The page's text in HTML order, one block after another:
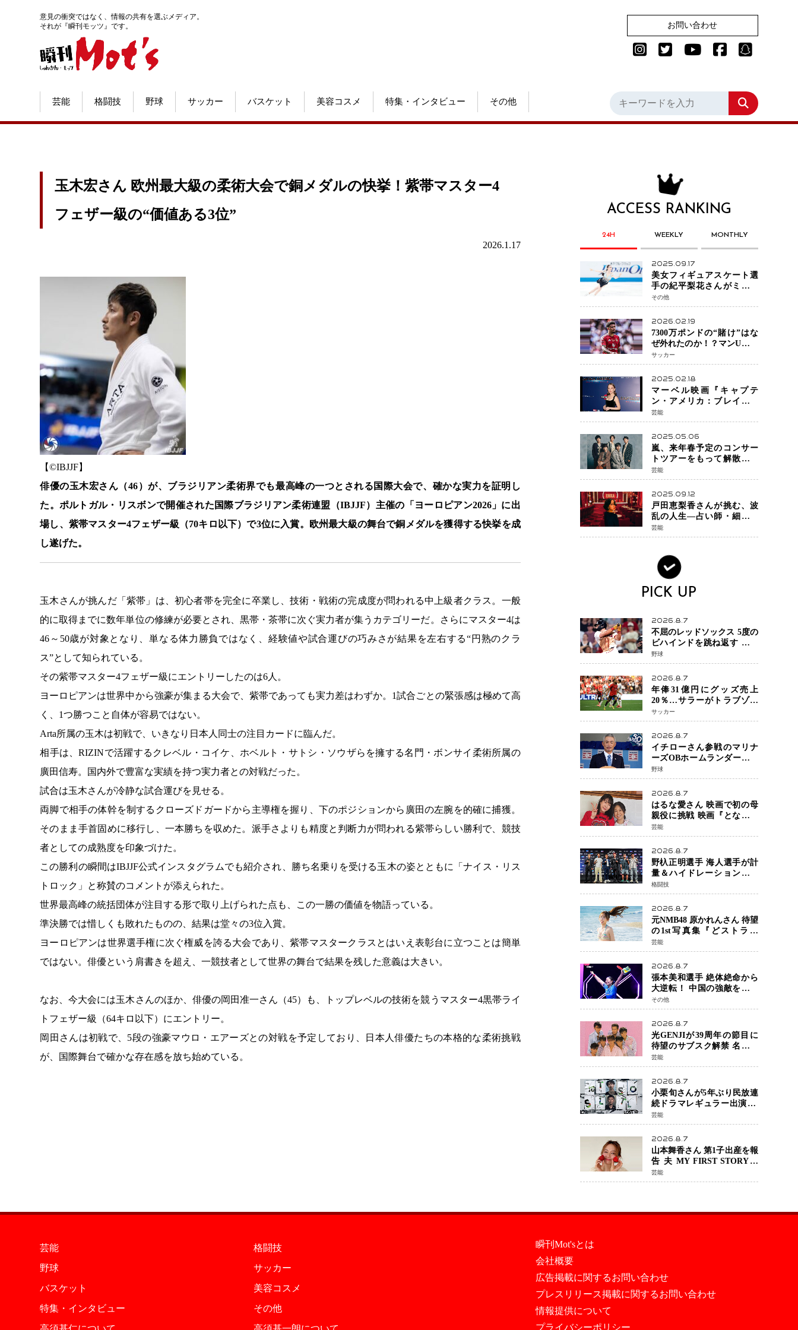
意見の衝突ではなく、情報の共有を選ぶメディア。
それが『瞬刊モッツ』です。
お問い合わせ
芸能 格闘技 野球 サッカー バスケット 美容コスメ 特集・インタビュー その他
玉木宏さん 欧州最大級の柔術大会で銅メダルの快挙！紫帯マスター4
フェザー級の“価値ある3位”
2026.1.17
【©️IBJJF】
俳優の玉木宏さん（46）が、ブラジリアン柔術界でも最高峰の一つとされる国際大会で、確かな実力を証明し
た。ポルトガル・リスボンで開催された国際ブラジリアン柔術連盟（IBJJF）主催の「ヨーロピアン2026」に出
場し、紫帯マスター4フェザー級（70キロ以下）で3位に入賞。欧州最大級の舞台で銅メダルを獲得する快挙を成
し遂げた。
玉木さんが挑んだ「紫帯」は、初心者帯を完全に卒業し、技術・戦術の完成度が問われる中上級者クラス。一般
的に取得までに数年単位の修練が必要とされ、黒帯・茶帯に次ぐ実力者が集うカテゴリーだ。さらにマスター4は
46～50歳が対象となり、単なる体力勝負ではなく、経験値や試合運びの巧みさが結果を左右する“円熟のクラ
ス”として知られている。
その紫帯マスター4フェザー級にエントリーしたのは6人。
ヨーロピアンは世界中から強豪が集まる大会で、紫帯であっても実力差はわずか。1試合ごとの緊張感は極めて高
く、1つ勝つこと自体が容易ではない。
Arta所属の玉木は初戦で、いきなり日本人同士の注目カードに臨んだ。
相手は、RIZINで活躍するクレベル・コイケ、ホベルト・サトシ・ソウザらを擁する名門・ボンサイ柔術所属の
廣田信寿。国内外で豊富な実績を持つ実力者との対戦だった。
試合は玉木さんが冷静な試合運びを見せる。
両脚で相手の体幹を制するクローズドガードから主導権を握り、下のポジションから廣田の左腕を的確に捕獲。
そのまま手首固めに移行し、一本勝ちを収めた。派手さよりも精度と判断力が問われる紫帯らしい勝利で、競技
者としての成熟度を印象づけた。
この勝利の瞬間はIBJJF公式インスタグラムでも紹介され、勝ち名乗りを受ける玉木の姿とともに「ナイス・リス
トロック」と称賛のコメントが添えられた。
世界最高峰の統括団体が注目する形で取り上げられた点も、この一勝の価値を物語っている。
準決勝では惜しくも敗れたものの、結果は堂々の3位入賞。
ヨーロピアンは世界選手権に次ぐ権威を誇る大会であり、紫帯マスタークラスとはいえ表彰台に立つことは簡単
ではない。俳優という肩書きを超え、一競技者として世界の舞台で結果を残した意義は大きい。
なお、今大会には玉木さんのほか、俳優の岡田准一さん（45）も、トップレベルの技術を競うマスター4黒帯ライ
トフェザー級（64キロ以下）にエントリー。
岡田さんは初戦で、5段の強豪マウロ・エアーズとの対戦を予定しており、日本人俳優たちの本格的な柔術挑戦
が、国際舞台で確かな存在感を放ち始めている。
ACCESS RANKING
24H WEEKLY MONTHLY
2025.09.17
美女フィギュアスケート選
手の紀平梨花さんがミラノ
五輪出場断念 中部選手権欠
場を発表「安全最優先の判
断」
その他
2026.02.19
7300万ポンドの“賭け”はな
ぜ外れたのか！？マンU、サ
ンチョをフリー放出
へ・・・補強戦略の転換点
に
サッカー
2025.02.18
マーベル映画『キャプテ
ン・アメリカ：ブレイブ・
ニュー・ワールド』 新ブラ
ック・ウィドウ役のシラ・
ハースとは！？
芸能
2025.05.06
嵐、来年春予定のコンサー
トツアーをもって解散 フ
ァンクラブも2026年5月末で
活動終了
芸能
2025.09.12
戸田恵梨香さんが挑む、波
乱の人生―占い師・細木数
子をNetflixで実写化
芸能
PICK UP
2026.8.7
不屈のレッドソックス 5度の
ビハインドを跳ね返す 延長
13回サヨナラ勝ち 吉田正尚
選手も2安打1打点で貢献 4得
点以上は驚異の28連勝
野球
2026.8.7
年俸31億円にグッズ売上
20％…サラーがトラブゾン
スポル加入 世界サッカーは
「五大リーグ一強」から新
時代へ
サッカー
2026.8.7
イチローさん参戦のマリナ
ーズOBホームランダービー
が無料生配信 北米ならで
はの“魅せる興行”に世界が
注目
野球
2026.8.7
はるな愛さん 映画で初の母
親役に挑戦 映画『となりの
とらんす少女ちゃん』11月7
日公開 未来の自分との対話
を描く注目作
芸能
2026.8.7
野杁正明選手 海人選手が計
量＆ハイドレーションテス
トをクリア「ONE
SAMURAI 2」決戦へ万全の
準備整う
格闘技
2026.8.7
元NMB48 原かれんさん 待望
の1st写真集『どストライ
ク』発売決定 バリで魅せる
25歳の新境地
芸能
2026.8.7
張本美和選手 絶体絶命から
大逆転！ 中国の強敵を撃破
しWTT横浜でベスト8進出
その他
2026.8.7
光GENJIが39周年の節目に
待望のサブスク解禁 名曲の
数々がデジタル配信へ 40周
年へ向け1年間で全作品を順
次公開
芸能
2026.8.7
小栗旬さんが5年ぶり民放連
続ドラマレギュラー出演 横
浜流星さんと初共演
『LOST10』で異色バディ結
成
芸能
2026.8.7
山本舞香さん 第1子出産を報
告 夫 MY FIRST STORYの
Hiroさんとの新たな家族生
活「母子ともに健康」
芸能
芸能
格闘技
野球
サッカー
バスケット
美容コスメ
特集・インタビュー
その他
瞬刊Mot'sとは
会社概要
広告掲載に関するお問い合わせ
プレスリリース掲載に関するお問い合わせ
情報提供について
プライバシーポリシー